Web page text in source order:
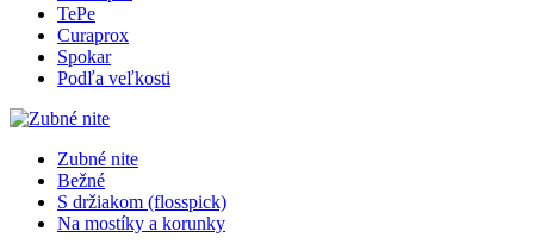
TePe
Curaprox
Spokar
Podľa veľkosti
Zubné nite
Bežné
S držiakom (flosspick)
Na mostíky a korunky